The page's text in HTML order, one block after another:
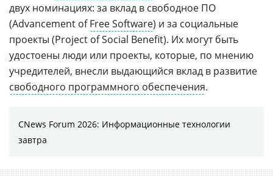
двух номинациях: за вклад в свободное ПО
(Advancement ofFree Software) и за социальные
проекты (Project of Social Benefit). Их могут быть
удостоены люди или проекты, которые, по мнению
учредителей, внесли выдающийся вклад в развитие
свободного программного обеспечения.
CNews Forum 2026: Информационные технологии
завтра